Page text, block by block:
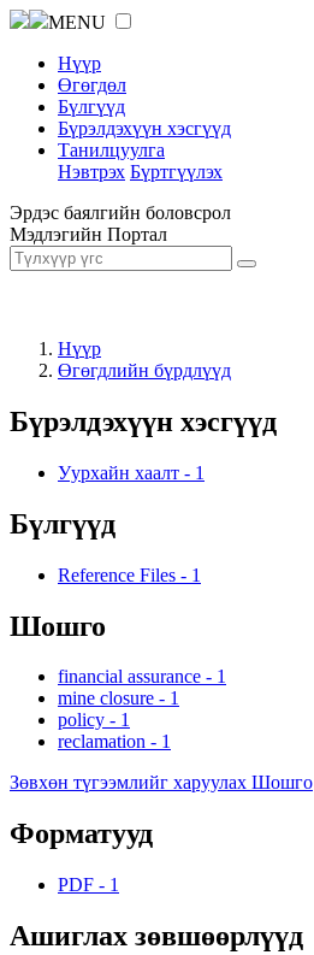
MENU
Нүүр
Өгөгдөл
Бүлгүүд
Бүрэлдэхүүн хэсгүүд
Танилцуулга
Нэвтрэх Бүртгүүлэх
Эрдэс баялгийн боловсрол
Мэдлэгийн Портал
Нүүр
Өгөгдлийн бүрдлүүд
Бүрэлдэхүүн хэсгүүд
Уурхайн хаалт - 1
Бүлгүүд
Reference Files - 1
Шошго
financial assurance - 1
mine closure - 1
policy - 1
reclamation - 1
Зөвхөн түгээмлийг харуулах Шошго
Форматууд
PDF - 1
Ашиглах зөвшөөрлүүд